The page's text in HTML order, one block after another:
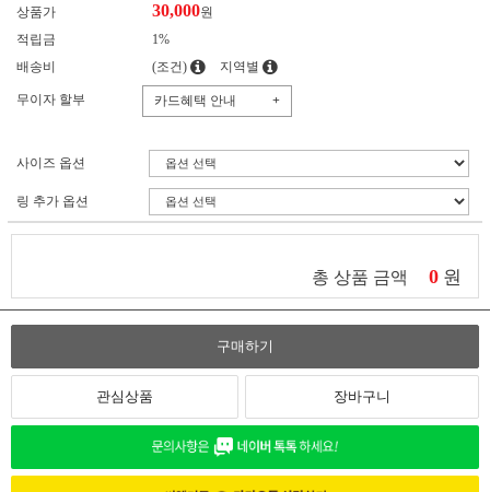
상품가 30,000원
적립금
1%
배송비
(조건) 지역별
무이자 할부 카드혜택 안내 +
사이즈 옵션
링 추가 옵션
총 상품 금액 0 원
구매하기
관심상품 장바구니